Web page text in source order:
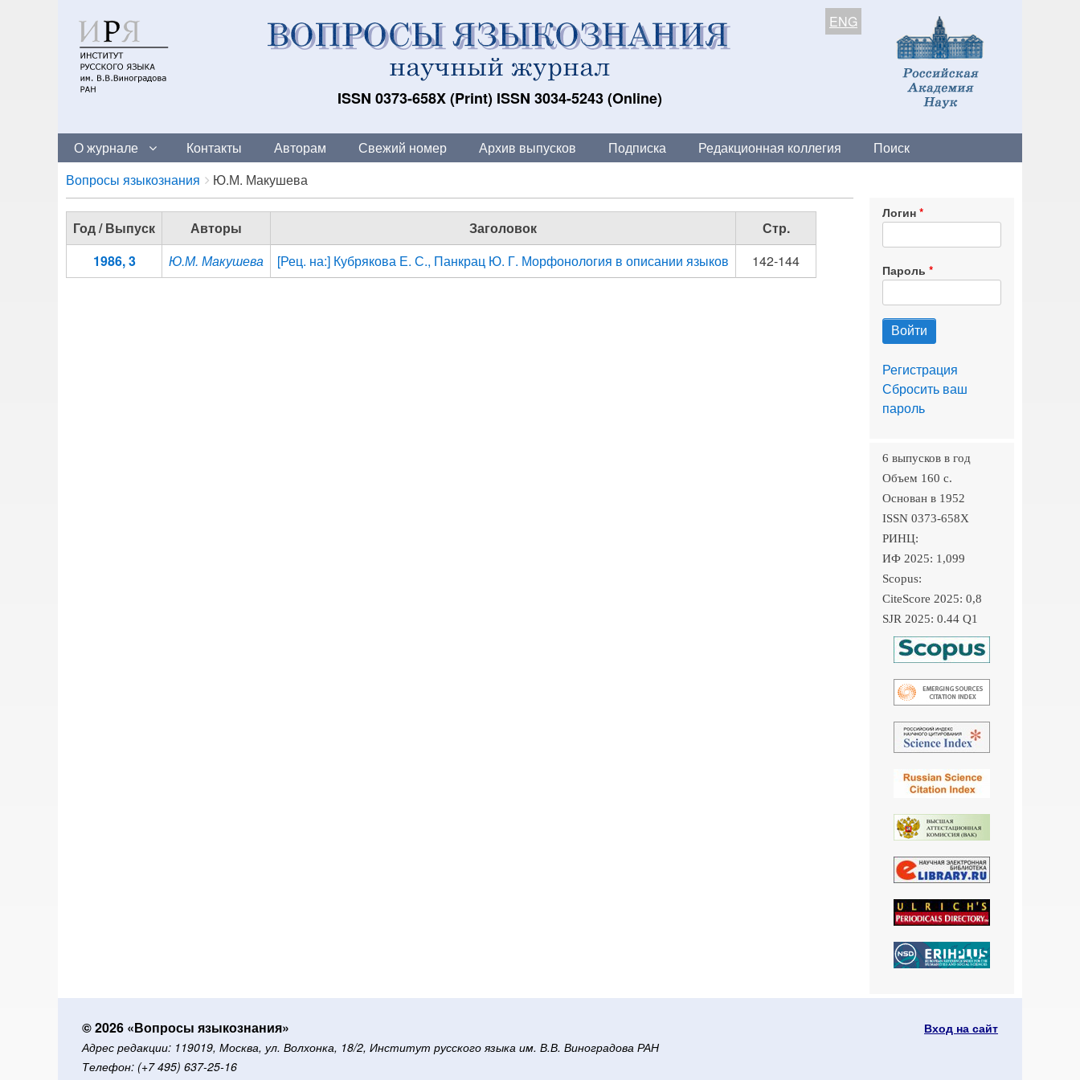
ISSN 0373-658X (Print) ISSN 3034-5243 (Online)
ENG
О журнале Контакты Авторам Свежий номер Архив выпусков Подписка Редакционная коллегия Поиск
Breadcrumbs
You
are
here:
Вопросы языкознания Ю.М. Макушева
Год / Выпуск Авторы Заголовок
Стр.
1986, 3
Ю.М. Макушева [Рец. на:] Кубрякова Е. С., Панкрац Ю. Г. Морфонология в описании языков 142-144
Логин
Пароль
Регистрация
Сбросить ваш
пароль
6 выпусков в год
Объем 160 c.
Основан в 1952
ISSN 0373-658X
РИНЦ:
ИФ 2025: 1,099
Scopus:
CiteScore 2025: 0,8
SJR 2025: 0.44 Q1
© 2026 «Вопросы языкознания»
Адрес редакции: 119019, Москва, ул. Волхонка, 18/2, Институт русского языка им. В.В. Виноградова РАН
Телефон: (+7 495) 637-25-16
Вход на сайт